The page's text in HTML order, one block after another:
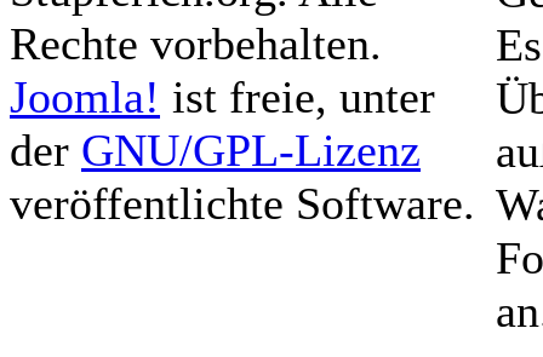
Rechte vorbehalten.
Joomla! ist freie, unter
der GNU/GPL-Lizenz
veröffentlichte Software.